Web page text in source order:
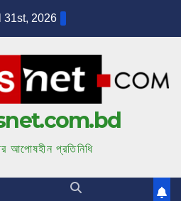
31st, 2026
আপোষহীন প্রতিনিধি